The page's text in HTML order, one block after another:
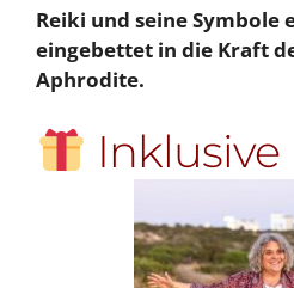
Reiki und seine Symbole
eingebettet in die Kraft
Aphrodite.
Inklusive